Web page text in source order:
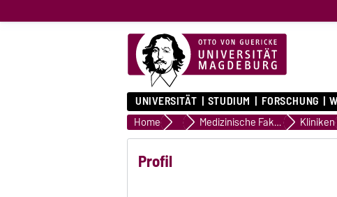
UNIVERSITÄT STUDIUM FORSCHUNG
Home Professoren und Professorinnen
Medizinische Fakultät Kliniken
Profil